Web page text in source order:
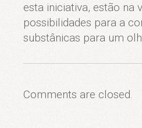
esta iniciativa, estão na
possibilidades para a
substânicas para um
Comments are closed.